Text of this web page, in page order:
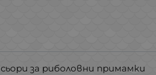
за риболовни примамки